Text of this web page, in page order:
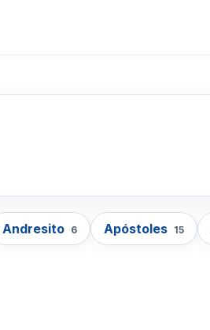
Andresito 6 Apóstoles 15